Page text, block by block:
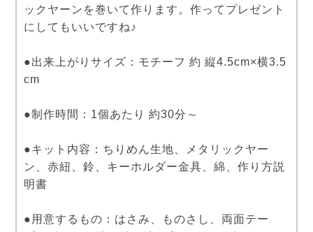
ックヤーンを巻いて作ります。作ってプレゼント
にしてもいいですね♪
●出来上がりサイズ：モチーフ 約 縦4.5cm×横3.5
cm
●制作時間：1個あたり 約30分～
●キット内容：ちりめん生地、メタリックヤー
ン、赤紐、鈴、キーホルダー金具、綿、作り方説
明書
●用意するもの：はさみ、ものさし、両面テー